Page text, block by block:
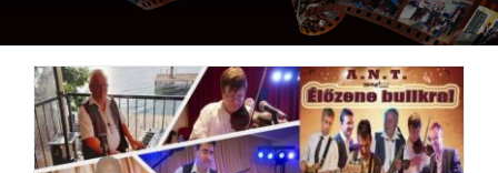
Házassági évforduló –